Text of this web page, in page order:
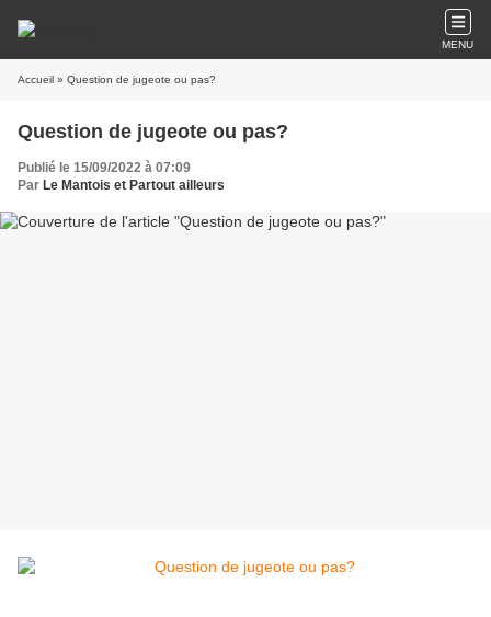
MENU
Accueil » Question de jugeote ou pas?
Question de jugeote ou pas?
Publié le 15/09/2022 à 07:09
Par Le Mantois et Partout ailleurs